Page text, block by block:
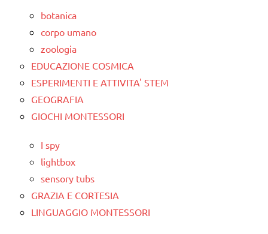
botanica
corpo umano
zoologia
EDUCAZIONE COSMICA
ESPERIMENTI E ATTIVITA' STEM
GEOGRAFIA
GIOCHI MONTESSORI
I spy
lightbox
sensory tubs
GRAZIA E CORTESIA
LINGUAGGIO MONTESSORI